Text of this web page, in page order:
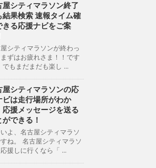
屋シティマラソン終了
結果検索 速報タイム確
きる応援ナビをご案
シティマラソンが終わっ
ずはお疲れさま！！です
でもまだまだも楽し ...
屋シティマラソンの応
ビは走行場所がわか
応援メッセージを送る
ができる！
よ、名古屋シティマラソ
ね。 名古屋シティマラソ
援しに行くなら「 ...